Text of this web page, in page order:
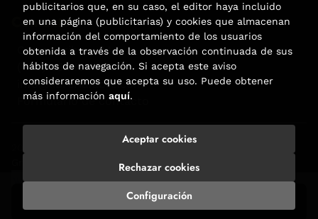
Añadir a mi cesta
Contacto
Carrer Aribau, 84
(+34) 932 160 225
info@libreriafabre.com
Formulario de contacto
. Todos los Derechos Reservados |
publicitarios que, en su caso, el editor haya incluido
en una página (publicitarias) y cookies que almacenan
información del comportamiento de los usuarios
obtenida a través de la observación continuada de sus
hábitos de navegación. Si acepta este aviso
consideraremos que acepta su uso. Puede obtener
más información aquí.
Configuración
Rechazar cookies
Aceptar cookies